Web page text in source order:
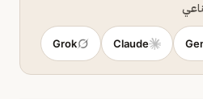
Claude
Grok